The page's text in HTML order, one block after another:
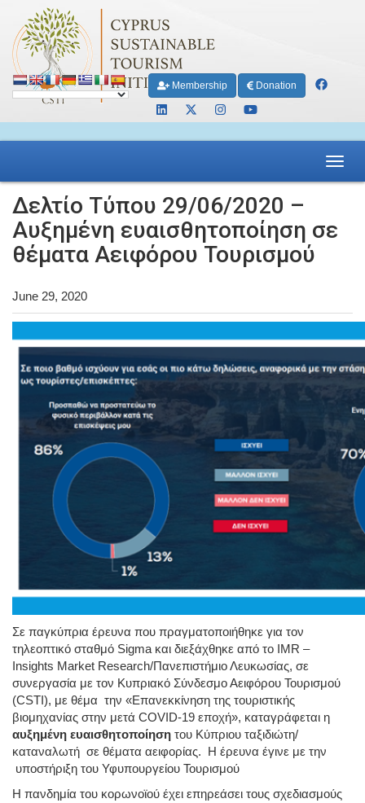
Membership Donation
Δελτίο Τύπου 29/06/2020 –
Αυξημένη ευαισθητοποίηση σε
θέματα Aειφόρου Τουρισμού
June 29, 2020
Σε παγκύπρια έρευνα που πραγματοποιήθηκε για τον
τηλεοπτικό σταθμό Sigma και διεξάχθηκε από το IMR –
Insights Market Research/Πανεπιστήμιο Λευκωσίας, σε
συνεργασία με τον Κυπριακό Σύνδεσμο Αειφόρου Τουρισμού
(CSTI), με θέμα την «Επανεκκίνηση της τουριστικής
βιομηχανίας στην μετά COVID-19 εποχή», καταγράφεται η
αυξημένη ευαισθητοποίηση του Κύπριου ταξιδιώτη/
καταναλωτή σε θέματα αειφορίας. Η έρευνα έγινε με την
υποστήριξη του Υφυπουργείου Τουρισμού
Η πανδημία του κορωνοϊού έχει επηρεάσει τους σχεδιασμούς